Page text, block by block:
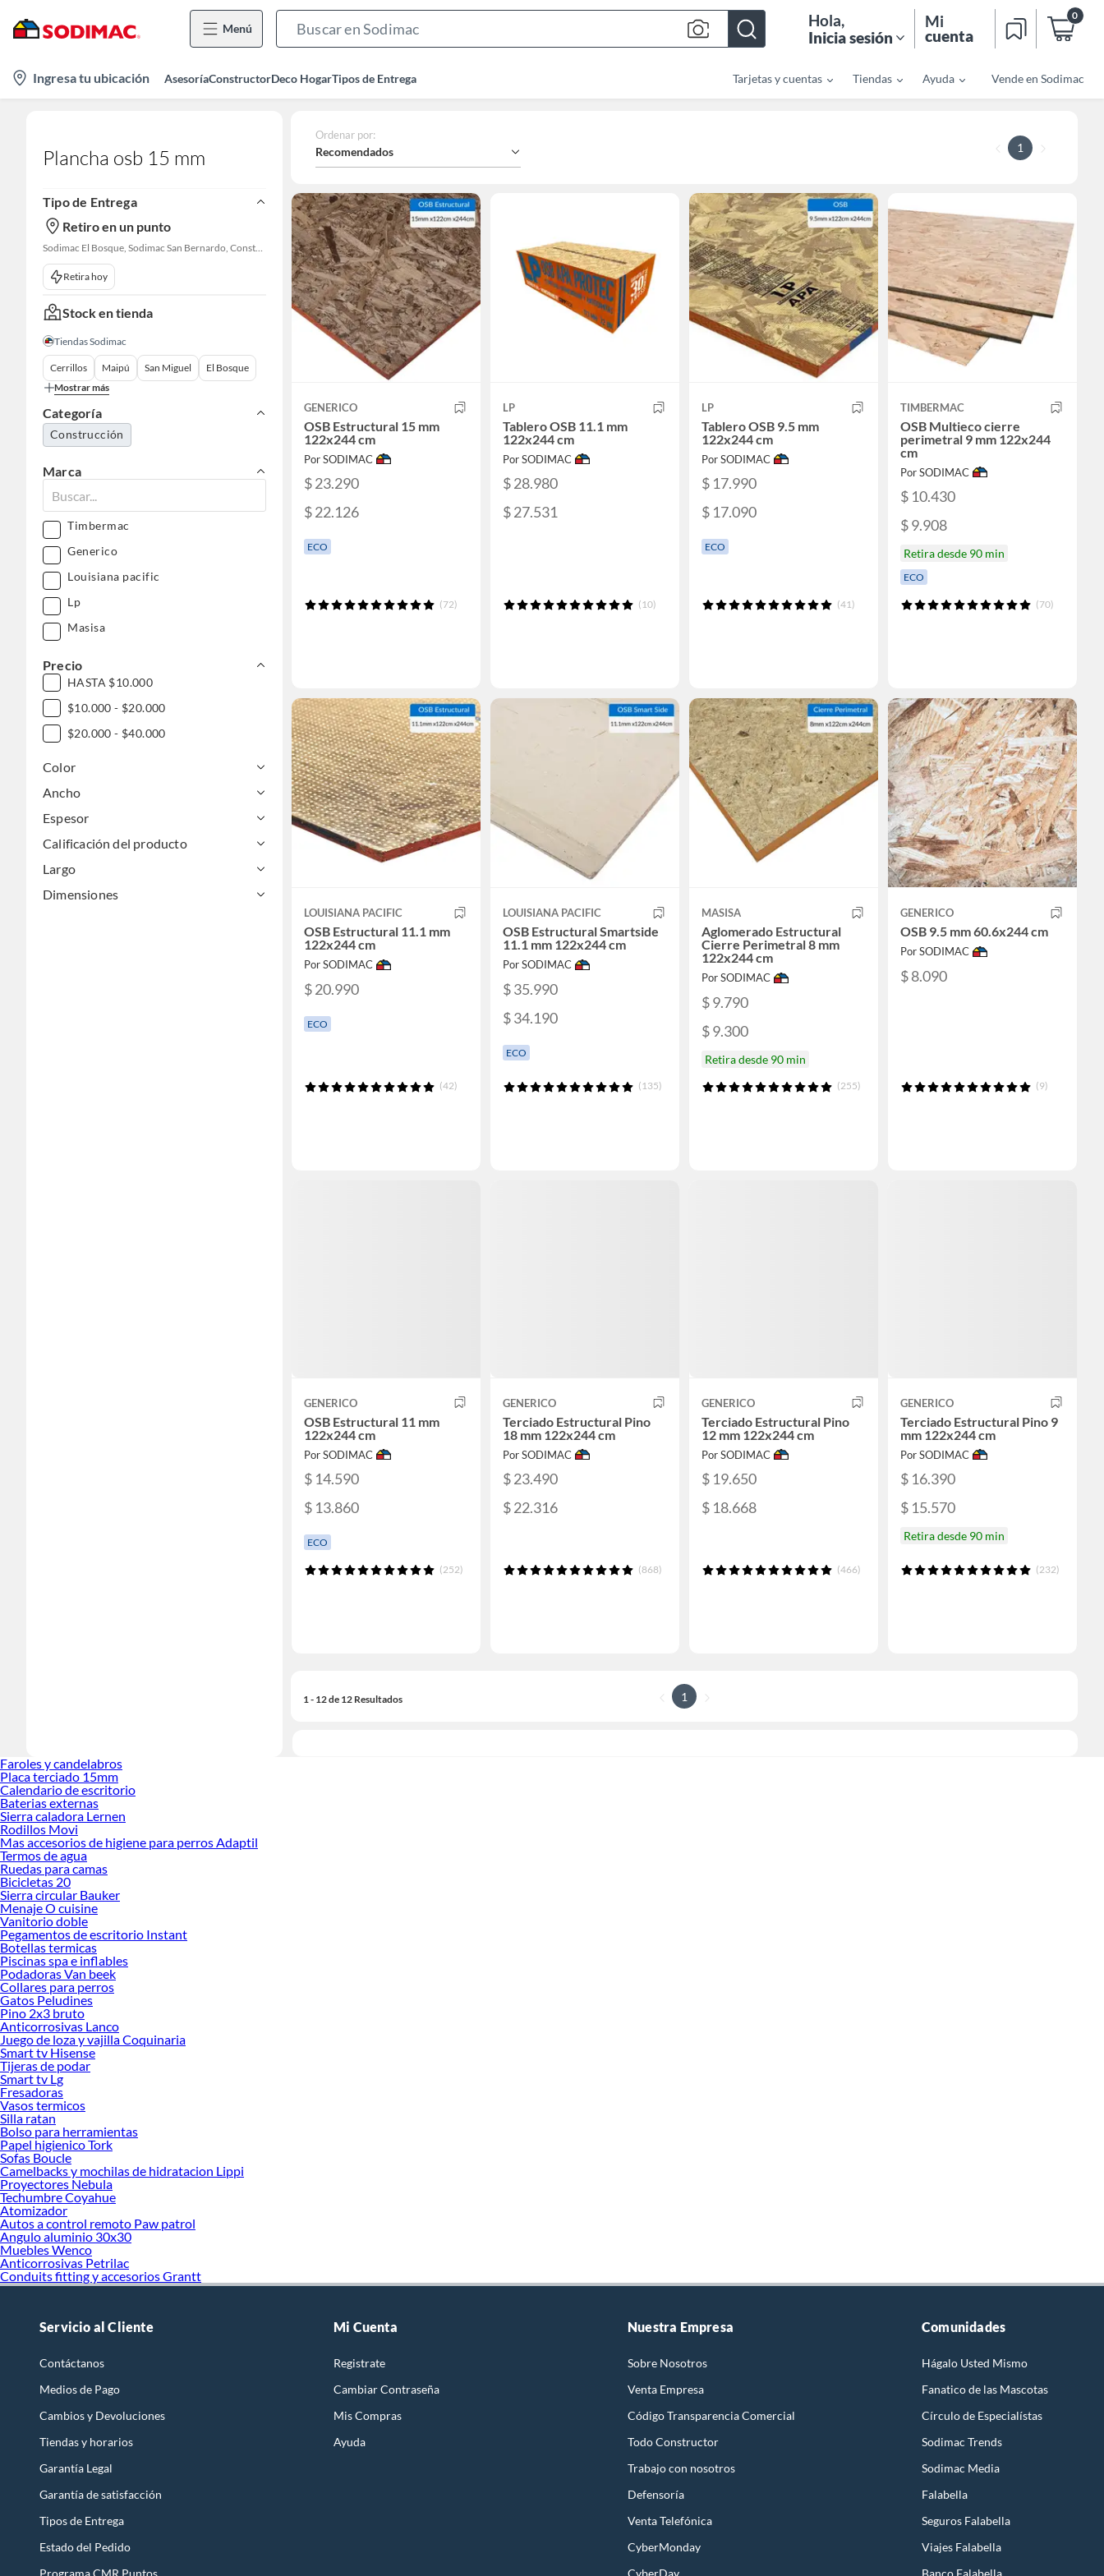
Menú
Bar
Hola,
Inicia sesión
Mi
cuenta
0
location-
icon
Ingresa tu ubicación AsesoríaConstructorDeco HogarTipos de Entrega Tarjetas y cuentas Tiendas Ayuda Vende en Sodimac
Plancha osb 15 mm
Tipo de Entrega
Retiro en un punto
Sodimac El Bosque, Sodimac San Bernardo, Constructor Cantagallo, Sodimac Talagante
Retira hoy
Stock en tienda
Tiendas Sodimac
Cerrillos Maipú San Miguel
El Bosque
Mostrar más
Categoría
Construcción
Marca
Timbermac
Generico
Louisiana pacific
Lp
Masisa
Precio
HASTA $10.000
$10.000 - $20.000
$20.000 - $40.000
Color
Ancho
Espesor
Calificación del producto
Largo
Dimensiones
Ordenar por:
Recomendados 1
GENERICO
OSB Estructural 15 mm
122x244 cm
Por SODIMAC
$ 23.290
$ 22.126
ECO
(72)
LP
Tablero OSB 11.1 mm
122x244 cm
Por SODIMAC
$ 28.980
$ 27.531
(10)
LP
Tablero OSB 9.5 mm
122x244 cm
Por SODIMAC
$ 17.990
$ 17.090
ECO
(41)
TIMBERMAC
OSB Multieco cierre
perimetral 9 mm 122x244
cm
Por SODIMAC
$ 10.430
$ 9.908
Retira desde 90 min
ECO
(70)
LOUISIANA PACIFIC
OSB Estructural 11.1 mm
122x244 cm
Por SODIMAC
$ 20.990
ECO
(42)
LOUISIANA PACIFIC
OSB Estructural Smartside
11.1 mm 122x244 cm
Por SODIMAC
$ 35.990
$ 34.190
ECO
(135)
MASISA
Aglomerado Estructural
Cierre Perimetral 8 mm
122x244 cm
Por SODIMAC
$ 9.790
$ 9.300
Retira desde 90 min
(255)
GENERICO
OSB 9.5 mm 60.6x244 cm
Por SODIMAC
$ 8.090
(9)
GENERICO
OSB Estructural 11 mm
122x244 cm
Por SODIMAC
$ 14.590
$ 13.860
ECO
(252)
GENERICO
Terciado Estructural Pino
18 mm 122x244 cm
Por SODIMAC
$ 23.490
$ 22.316
(868)
GENERICO
Terciado Estructural Pino
12 mm 122x244 cm
Por SODIMAC
$ 19.650
$ 18.668
(466)
GENERICO
Terciado Estructural Pino 9
mm 122x244 cm
Por SODIMAC
$ 16.390
$ 15.570
Retira desde 90 min
(232)
1 - 12 de 12 Resultados 1
Faroles y candelabros
Placa terciado 15mm
Calendario de escritorio
Baterias externas
Sierra caladora Lernen
Rodillos Movi
Mas accesorios de higiene para perros Adaptil
Termos de agua
Ruedas para camas
Bicicletas 20
Sierra circular Bauker
Menaje O cuisine
Vanitorio doble
Pegamentos de escritorio Instant
Botellas termicas
Piscinas spa e inflables
Podadoras Van beek
Collares para perros
Gatos Peludines
Pino 2x3 bruto
Anticorrosivas Lanco
Juego de loza y vajilla Coquinaria
Smart tv Hisense
Tijeras de podar
Smart tv Lg
Fresadoras
Vasos termicos
Silla ratan
Bolso para herramientas
Papel higienico Tork
Sofas Boucle
Camelbacks y mochilas de hidratacion Lippi
Proyectores Nebula
Techumbre Coyahue
Atomizador
Autos a control remoto Paw patrol
Angulo aluminio 30x30
Muebles Wenco
Anticorrosivas Petrilac
Conduits fitting y accesorios Grantt
Servicio al Cliente
Contáctanos
Medios de Pago
Cambios y Devoluciones
Tiendas y horarios
Garantía Legal
Garantía de satisfacción
Tipos de Entrega
Estado del Pedido
Mi Cuenta
Registrate
Cambiar Contraseña
Mis Compras
Ayuda
Nuestra Empresa
Sobre Nosotros
Venta Empresa
Código Transparencia Comercial
Todo Constructor
Trabajo con nosotros
Defensoría
Venta Telefónica
CyberMonday
Comunidades
Hágalo Usted Mismo
Fanatico de las Mascotas
Círculo de Especialístas
Sodimac Trends
Sodimac Media
Falabella
Seguros Falabella
Viajes Falabella